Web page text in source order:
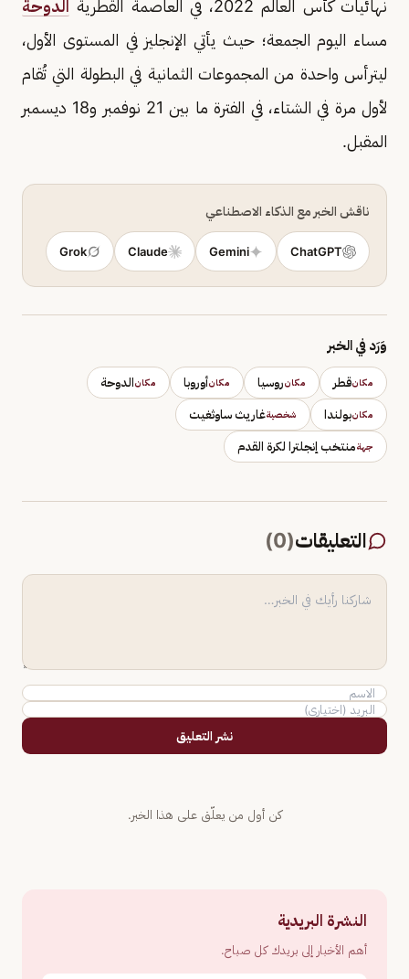
نهائيات كأس العالم 2022، في العاصمة القطرية
الدوحة
مساء اليوم الجمعة؛ حيث يأتي الإنجليز في المستوى الأول،
ليترأس واحدة من المجموعات الثمانية في البطولة التي تُقام
لأول مرة في الشتاء، في الفترة ما بين 21 نوفمبر و18 ديسمبر
المقبل.
ناقش الخبر مع الذكاء الاصطناعي
ChatGPT
Gemini
Claude
Grok
وَرَد في الخبر
مكانقطر مكانروسيا مكانأوروبا مكانالدوحة
مكانبولندا شخصيةغاريث ساوثغيت
جهةمنتخب إنجلترا لكرة القدم
التعليقات(
0
)
نشر التعليق
كن أول من يعلّق على هذا الخبر.
النشرة البريدية
أهم الأخبار إلى بريدك كل صباح.